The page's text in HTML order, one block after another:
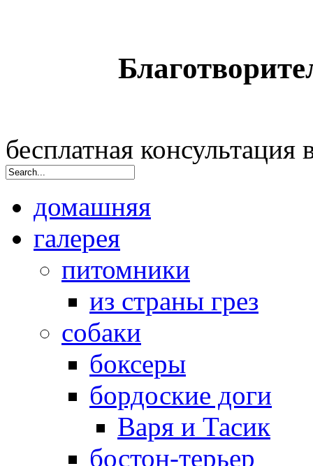
бесплатная
домашняя
галерея
питомники
из страны грез
собаки
боксеры
бордоские доги
Варя и Тасик
бостон-терьер